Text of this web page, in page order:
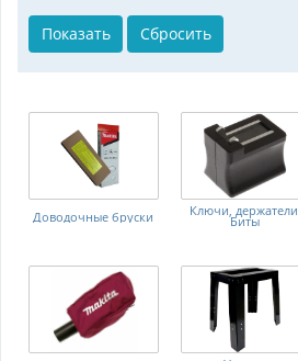
Доводочные бруски Ключи, держатели,
Биты